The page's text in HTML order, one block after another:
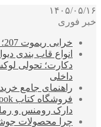
۱۴۰۵/۰۵/۱۶
خبر فوری
خرابی ریموت 207؛ علت‌ها، نشانه‌ها و روش‌های تعمیر
انواع قاب بندی
دکارت؛ تحولی
داخلی
راهنمای جامع
دارک رومنس و